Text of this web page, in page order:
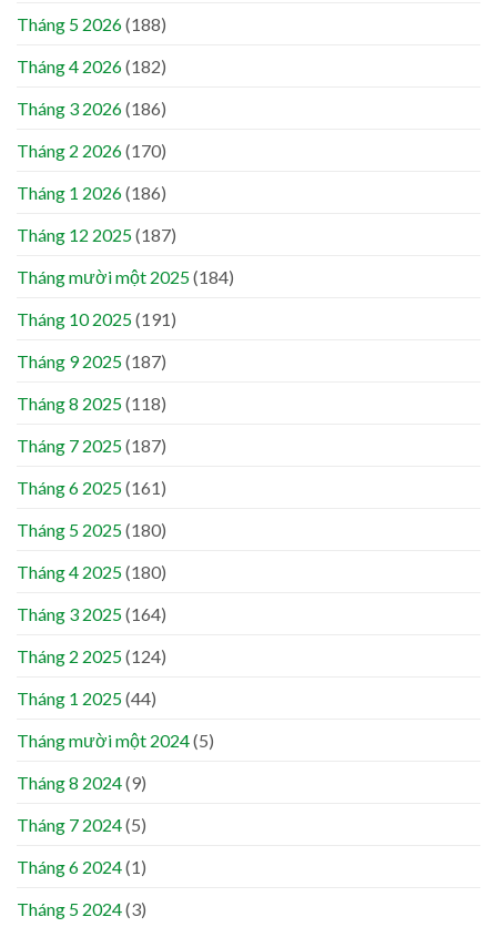
Tháng 5 2026(188)
Tháng 4 2026(182)
Tháng 3 2026(186)
Tháng 2 2026(170)
Tháng 1 2026(186)
Tháng 12 2025(187)
Tháng mười một 2025(184)
Tháng 10 2025(191)
Tháng 9 2025(187)
Tháng 8 2025(118)
Tháng 7 2025(187)
Tháng 6 2025(161)
Tháng 5 2025(180)
Tháng 4 2025(180)
Tháng 3 2025(164)
Tháng 2 2025(124)
Tháng 1 2025(44)
Tháng mười một 2024(5)
Tháng 8 2024(9)
Tháng 7 2024(5)
Tháng 6 2024(1)
Tháng 5 2024(3)